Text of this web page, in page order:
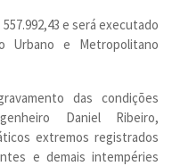
e será executado
Urbano e Metropolitano
das condições
Daniel Ribeiro,
extremos registrados
e demais intempéries